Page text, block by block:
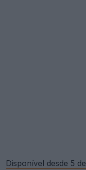
Disponível desde 5